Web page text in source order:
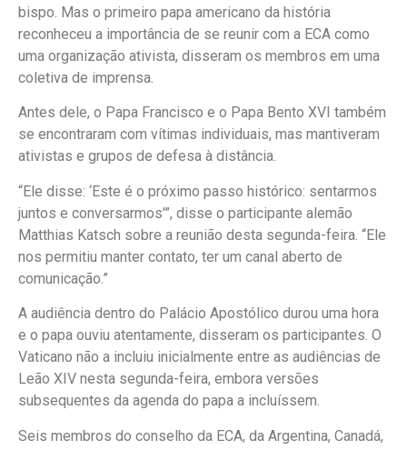
bispo. Mas o primeiro papa americano da história
reconheceu a importância de se reunir com a ECA como
uma organização ativista, disseram os membros em uma
coletiva de imprensa.
Antes dele, o Papa Francisco e o Papa Bento XVI também
se encontraram com vítimas individuais, mas mantiveram
ativistas e grupos de defesa à distância.
“Ele disse: ‘Este é o próximo passo histórico: sentarmos
juntos e conversarmos'”, disse o participante alemão
Matthias Katsch sobre a reunião desta segunda-feira. “Ele
nos permitiu manter contato, ter um canal aberto de
comunicação.”
A audiência dentro do Palácio Apostólico durou uma hora
e o papa ouviu atentamente, disseram os participantes. O
Vaticano não a incluiu inicialmente entre as audiências de
Leão XIV nesta segunda-feira, embora versões
subsequentes da agenda do papa a incluíssem.
Seis membros do conselho da ECA, da Argentina, Canadá,